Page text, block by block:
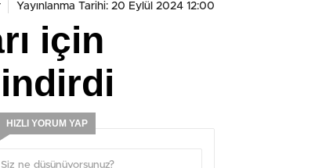
Yayınlanma Tarihi: 20 Eylül 2024 12:00
için
HIZLI YORUM YAP